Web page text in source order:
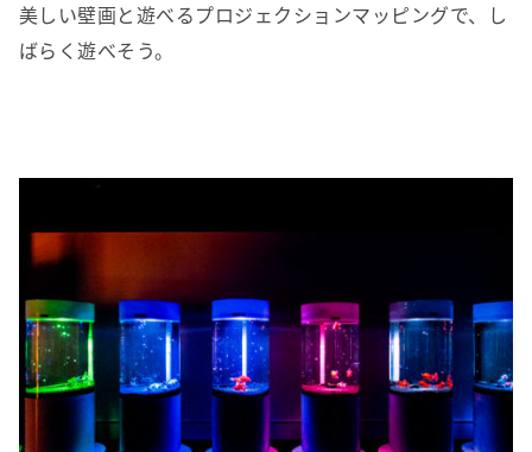
美しい壁画と遊べるプロジェクションマッピングで、し
ばらく遊べそう。